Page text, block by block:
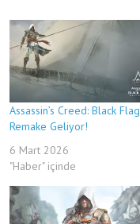
Assassin’s Creed: Black Flag
Remake Geliyor!
6 Mart 2026
"Haber" içinde